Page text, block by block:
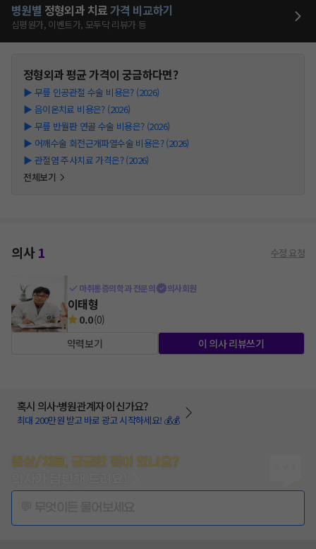
병원별 정형외과 치료가격 비교하기
심평원가, 이벤트가, 모두닥 리뷰가 등
정형외과평균 가격이 궁금하다면?
▶ 무릎 인공관절 수술 비용은? (2026)
▶ 음이온치료 비용은? (2026)
▶ 무릎 반월판 연골 수술 비용은? (2026)
▶ 어깨수술 회전근개파열수술 비용은? (2026)
▶ 관절염 주사치료 가격은? (2026)
전체보기
의사1 수정 요청
마취통증의학과 전문의 의사회원
이태형
0.0(0)
약력보기
이 의사 리뷰쓰기
혹시 의사·병원관계자 이신가요?
최대 200만원 받고 바로 광고 시작하세요! 💰💰
증상/치료, 궁금한 점이 있나요?